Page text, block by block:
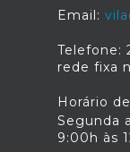
Email:
Telefone:
rede fixa
Horário
Segunda
9:00h às